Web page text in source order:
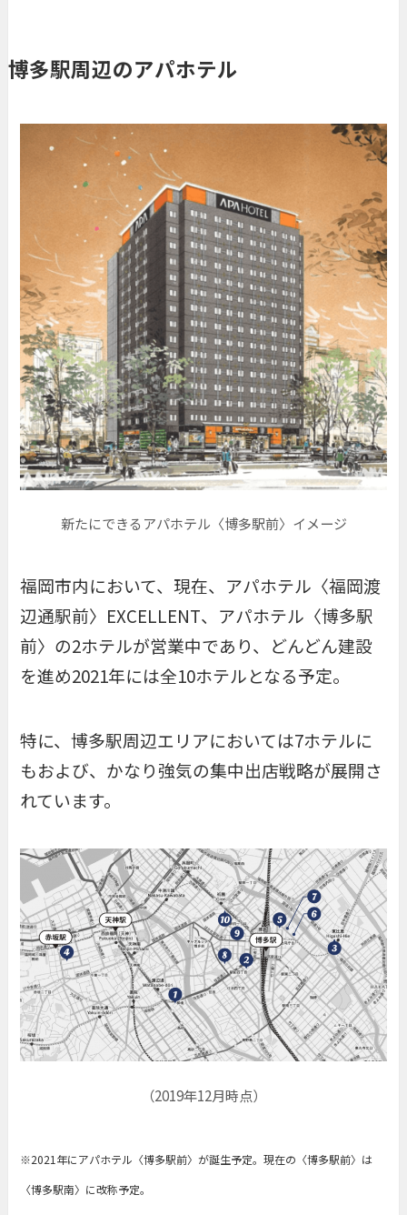
博多駅周辺のアパホテル
新たにできるアパホテル〈博多駅前〉イメージ
福岡市内において、現在、アパホテル〈福岡渡
辺通駅前〉EXCELLENT、アパホテル〈博多駅
前〉の2ホテルが営業中であり、どんどん建設
を進め2021年には全10ホテルとなる予定。
特に、博多駅周辺エリアにおいては7ホテルに
もおよび、かなり強気の集中出店戦略が展開さ
れています。
（2019年12月時点）
※2021年にアパホテル〈博多駅前〉が誕生予定。現在の〈博多駅前〉は
〈博多駅南〉に改称予定。